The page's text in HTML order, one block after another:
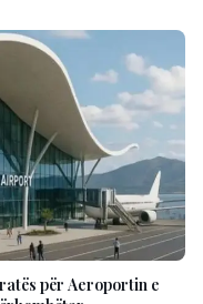
për Aeroportin e